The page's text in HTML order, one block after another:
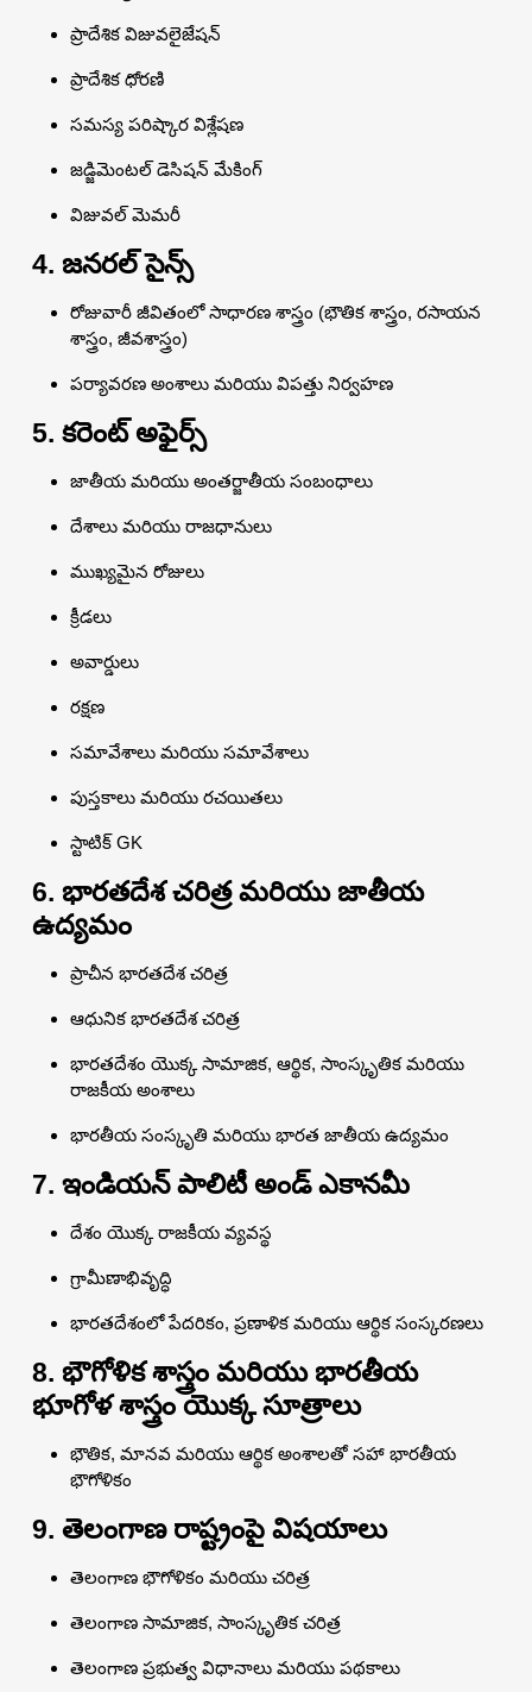
ప్రాదేశిక విజువలైజేషన్
ప్రాదేశిక ధోరణి
సమస్య పరిష్కార విశ్లేషణ
జడ్జిమెంటల్ డెసిషన్ మేకింగ్
విజువల్ మెమరీ
4. జనరల్ సైన్స్
రోజువారీ జీవితంలో సాధారణ శాస్త్రం (భౌతిక శాస్త్రం, రసాయన
శాస్త్రం, జీవశాస్త్రం)
పర్యావరణ అంశాలు మరియు విపత్తు నిర్వహణ
5. కరెంట్ అఫైర్స్
జాతీయ మరియు అంతర్జాతీయ సంబంధాలు
దేశాలు మరియు రాజధానులు
ముఖ్యమైన రోజులు
క్రీడలు
అవార్డులు
రక్షణ
సమావేశాలు మరియు సమావేశాలు
పుస్తకాలు మరియు రచయితలు
స్టాటిక్ GK
6. భారతదేశ చరిత్ర మరియు జాతీయ
ఉద్యమం
ప్రాచీన భారతదేశ చరిత్ర
ఆధునిక భారతదేశ చరిత్ర
భారతదేశం యొక్క సామాజిక, ఆర్థిక, సాంస్కృతిక మరియు
రాజకీయ అంశాలు
భారతీయ సంస్కృతి మరియు భారత జాతీయ ఉద్యమం
7. ఇండియన్ పాలిటీ అండ్ ఎకానమీ
దేశం యొక్క రాజకీయ వ్యవస్థ
గ్రామీణాభివృద్ధి
భారతదేశంలో పేదరికం, ప్రణాళిక మరియు ఆర్థిక సంస్కరణలు
8. భౌగోళిక శాస్త్రం మరియు భారతీయ
భూగోళ శాస్త్రం యొక్క సూత్రాలు
భౌతిక, మానవ మరియు ఆర్థిక అంశాలతో సహా భారతీయ
భౌగోళికం
9. తెలంగాణ రాష్ట్రంపై విషయాలు
తెలంగాణ భౌగోళికం మరియు చరిత్ర
తెలంగాణ సామాజిక, సాంస్కృతిక చరిత్ర
తెలంగాణ ప్రభుత్వ విధానాలు మరియు పథకాలు